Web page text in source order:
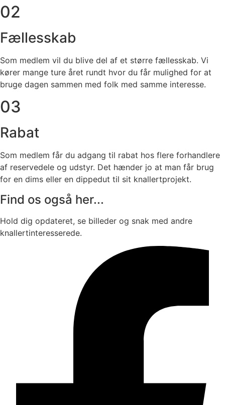
02
Fællesskab
Som medlem vil du blive del af et større fællesskab. Vi
kører mange ture året rundt hvor du får mulighed for at
bruge dagen sammen med folk med samme interesse.
03
Rabat
Som medlem får du adgang til rabat hos flere forhandlere
af reservedele og udstyr. Det hænder jo at man får brug
for en dims eller en dippedut til sit knallertprojekt.
Find os også her...
Hold dig opdateret, se billeder og snak med andre
knallertinteresserede.